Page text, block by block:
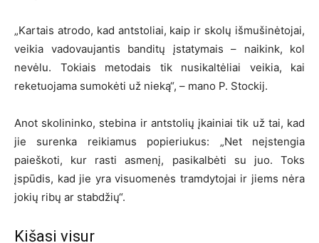
„Kartais atrodo, kad antstoliai, kaip ir skolų išmušinėtojai,
veikia vadovaujantis banditų įstatymais – naikink, kol
nevėlu. Tokiais metodais tik nusikaltėliai veikia, kai
reketuojama sumokėti už nieką“, – mano P. Stockij.
Anot skolininko, stebina ir antstolių įkainiai tik už tai, kad
jie surenka reikiamus popieriukus: „Net neįstengia
paieškoti, kur rasti asmenį, pasikalbėti su juo. Toks
įspūdis, kad jie yra visuomenės tramdytojai ir jiems nėra
jokių ribų ar stabdžių“.
Kišasi visur